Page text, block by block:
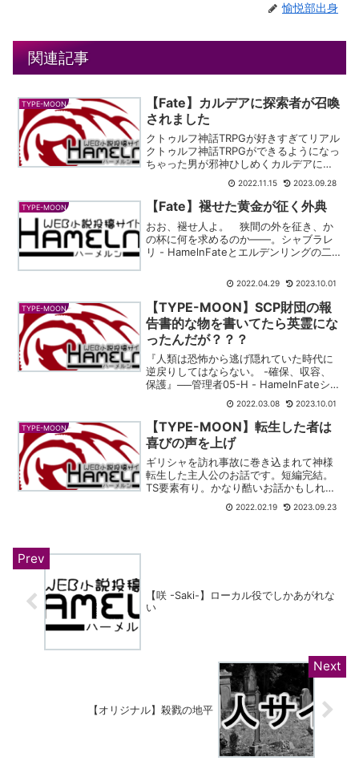
愉悦部出身
関連記事
TYPE-MOON
【Fate】カルデアに探索者が召喚
されました
クトゥルフ神話TRPGが好きすぎてリアル
クトゥルフ神話TRPGができるようになっ
ちゃった男が邪神ひしめくカルデアに召
喚されてしまいました。男はダイスを振
りながら魔境カルデアを生き延びること
ができるのか！？POTROT -
HamelnFat...
2022.11.15 2023.09.28
TYPE-MOON 【Fate】褪せた黄金が征く外典
おお、褪せ人よ。 狭間の外を征き、か
の杯に何を求めるのか――。シャブラレ
リ - HamelnFateとエルデンリングの二
ルデンリングのキャラクタを入れた作品
です。エルデンリングの敵キャラが生...
2022.04.29 2023.10.01
TYPE-MOON
【TYPE-MOON】SCP財団の報
告書的な物を書いてたら英霊にな
ったんだが？？？
『人類は恐怖から逃げ隠れていた時代に
逆戻りしてはならない。 -確保、収容、
保護』──管理者05-H - HamelnFateシリ
常に強いです。転生ものです。人類の生
まれていない大昔に転生した主人公が、
『...
2022.03.08 2023.10.01
TYPE-MOON
【TYPE-MOON】転生した者は
喜びの声を上げ
ギリシャを訪れ事故に巻き込まれて神様
転生した主人公のお話です。短編完結。
TS要素有り。かなり酷いお話かもしれま
せん。月姫、fate/zero編、stay night編
です。ガビアル - HamelnTYPE-MOON
2022.02.19 2023.09.23
【咲 -Saki-】ローカル役でしかあがれな
い
【オリジナル】殺戮の地平